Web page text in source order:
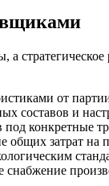
от
составов и
конкретные
общих затрат на
снабжение